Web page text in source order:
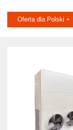
Oferta dla Polski +